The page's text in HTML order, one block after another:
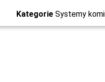
Kategorie Systemy